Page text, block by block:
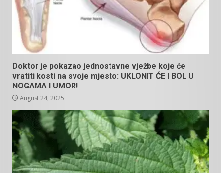
Doktor je pokazao jednostavne vježbe koje će
vratiti kosti na svoje mjesto: UKLONIT ĆE I BOL U
NOGAMA I UMOR!
August 24, 2025